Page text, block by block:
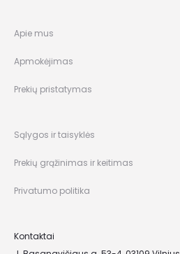
Apie mus
Apmokėjimas
Prekių pristatymas
Sąlygos ir taisyklės
Prekių grąžinimas ir keitimas
Privatumo politika
Kontaktai